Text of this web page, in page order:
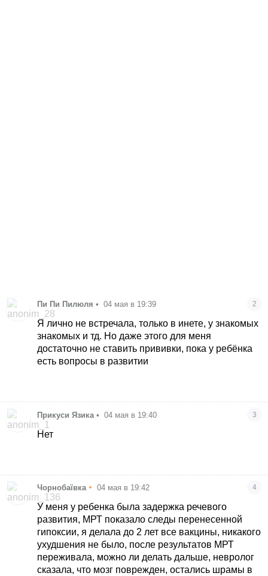
Пи Пи Пилюля • 04 мая в 19:39 2
Я лично не встречала, только в инете, у знакомых
знакомых и тд. Но даже этого для меня
достаточно не ставить прививки, пока у ребёнка
есть вопросы в развитии
Прикуси Язика • 04 мая в 19:40 3
Нет
Чорнобаївка • 04 мая в 19:42 4
У меня у ребенка была задержка речевого
развития, МРТ показало следы перенесенной
гипоксии, я делала до 2 лет все вакцины, никакого
ухудшения не было, после результатов МРТ
переживала, можно ли делать дальше, невролог
сказала, что мозг поврежден, остались шрамы в